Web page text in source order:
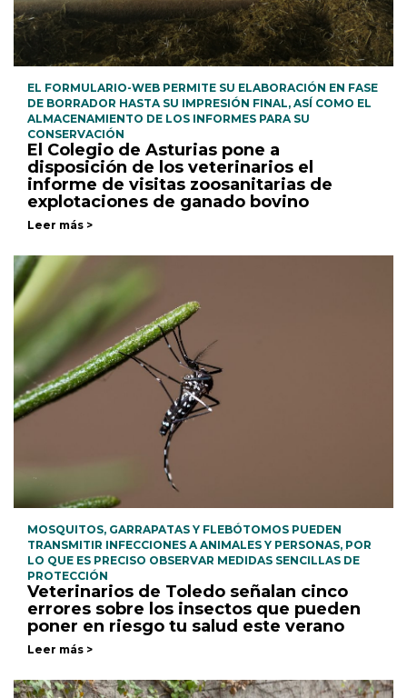
EL FORMULARIO-WEB PERMITE SU ELABORACIÓN EN FASE
DE BORRADOR HASTA SU IMPRESIÓN FINAL, ASÍ COMO EL
ALMACENAMIENTO DE LOS INFORMES PARA SU
CONSERVACIÓN
El Colegio de Asturias pone a
disposición de los veterinarios el
informe de visitas zoosanitarias de
explotaciones de ganado bovino
Leer más >
MOSQUITOS, GARRAPATAS Y FLEBÓTOMOS PUEDEN
TRANSMITIR INFECCIONES A ANIMALES Y PERSONAS, POR
LO QUE ES PRECISO OBSERVAR MEDIDAS SENCILLAS DE
PROTECCIÓN
Veterinarios de Toledo señalan cinco
errores sobre los insectos que pueden
poner en riesgo tu salud este verano
Leer más >